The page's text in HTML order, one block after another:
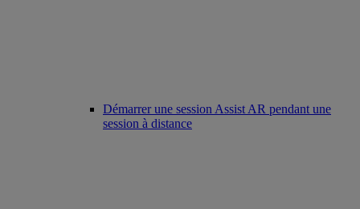
Démarrer une session Assist AR pendant une
session à distance